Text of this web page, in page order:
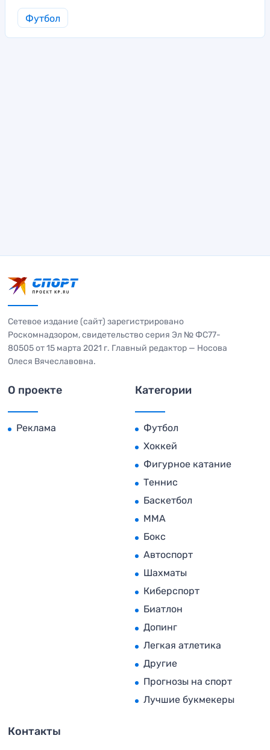
Футбол
Сетевое издание (сайт) зарегистрировано
Роскомнадзором, свидетельство серия Эл № ФС77-
80505 от 15 марта 2021 г. Главный редактор — Носова
Олеся Вячеславовна.
О проекте
Реклама
Категории
Футбол
Хоккей
Фигурное катание
Теннис
Баскетбол
MMA
Бокс
Автоспорт
Шахматы
Киберспорт
Биатлон
Допинг
Легкая атлетика
Другие
Прогнозы на спорт
Лучшие букмекеры
Контакты